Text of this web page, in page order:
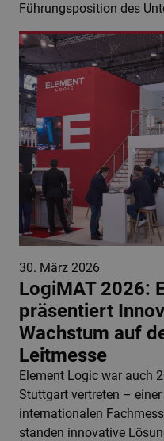
Führungsposition des
30. März 2026
LogiMAT 2026:
präsentiert
Wachstum auf
Leitmesse
Element Logic war auch
Stuttgart vertreten –
internationalen
standen innovative